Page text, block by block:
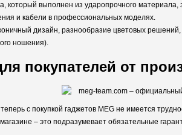
который выполнен из ударопрочного
и кабели в профессиональных моделях.
дизайн, разнообразие цветовых решений,
ношения).
покупателей от
с покупкой гаджетов MEG не имеется
– это подразумевает обязательные